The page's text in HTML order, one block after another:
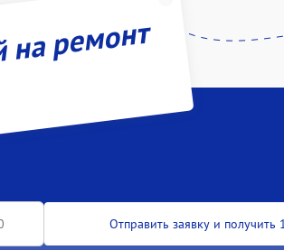
ремонт
Отправить заявку и получить